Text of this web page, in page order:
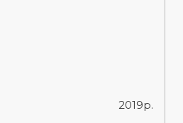
2019р.